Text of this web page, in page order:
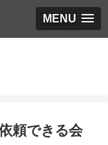
MENU
頼できる会